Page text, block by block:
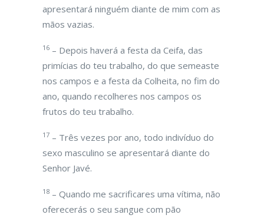
apresentará ninguém diante de mim com as
mãos vazias.
16 – Depois haverá a festa da Ceifa, das
primícias do teu trabalho, do que semeaste
nos campos e a festa da Colheita, no fim do
ano, quando recolheres nos campos os
frutos do teu trabalho.
17 – Três vezes por ano, todo indivíduo do
sexo masculino se apresentará diante do
Senhor Javé.
18 – Quando me sacrificares uma vítima, não
oferecerás o seu sangue com pão